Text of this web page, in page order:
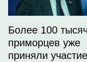
Более 100 тысяч
приморцев уже
приняли